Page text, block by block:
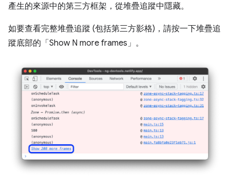
產生的來源中的第三方框架，從堆疊追蹤中隱藏。
如要查看完整堆疊追蹤 (包括第三方影格)，請按一下堆疊追
蹤底部的「Show N more frames」 。